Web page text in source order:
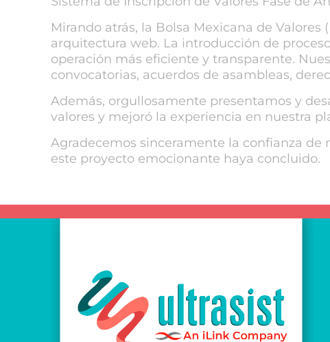
Mirando atrás, la Bolsa Mexicana de
arquitectura web. La introducción de
operación más eficiente y transparente.
convocatorias, acuerdos de asambleas,
Además, orgullosamente presentamos y
valores y mejoró la experiencia en nuestra
Agradecemos sinceramente la confianza de
este proyecto emocionante haya concluido.